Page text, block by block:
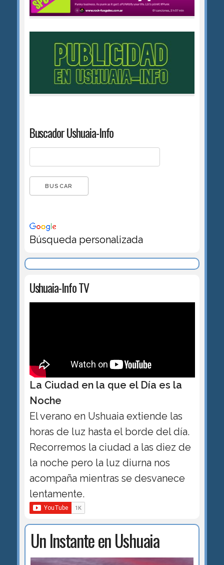
Buscador Ushuaia-Info
Búsqueda personalizada
Ushuaia-Info TV
La Ciudad en la que el Día es la
Noche
El verano en Ushuaia extiende las
horas de luz hasta el borde del día.
Recorremos la ciudad a las diez de
la noche pero la luz diurna nos
acompaña mientras se desvanece
lentamente.
Un Instante en Ushuaia